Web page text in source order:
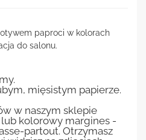
paproci w kolorach
do salonu.
mięsistym papierze.
w naszym sklepie
lub kolorowy margines -
partout. Otrzymasz